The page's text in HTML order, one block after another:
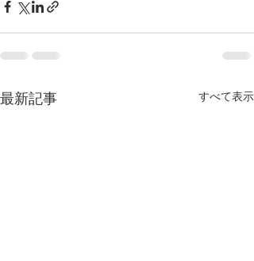
最新記事 すべて表示